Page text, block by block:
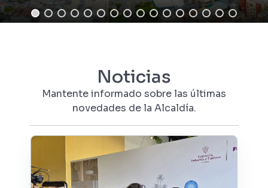
Noticias
Mantente informado sobre las últimas
novedades de la Alcaldía.